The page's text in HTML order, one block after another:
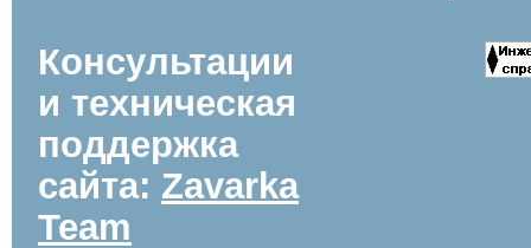
Консультации
и техническая
поддержка
сайта: Zavarka
Team